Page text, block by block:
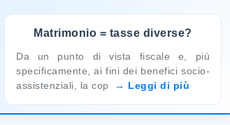
Matrimonio = tasse diverse?
Da un punto di vista fiscale e, più
specificamente, ai fini dei benefici socio-
assistenziali, la cop
Leggi di più